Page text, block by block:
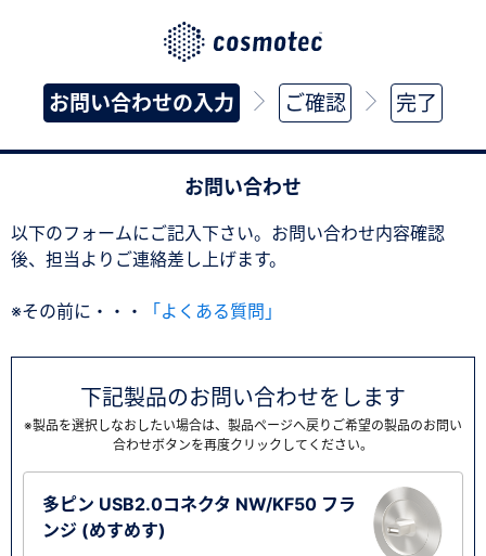
お問い合わせの入力 ご確認 完了
お問い合わせ
以下のフォームにご記入下さい。お問い合わせ内容確認
後、担当よりご連絡差し上げます。
※その前に・・・ 「よくある質問」
下記製品のお問い合わせをします
※製品を選択しなおしたい場合は、製品ページへ戻りご希望の製品のお問い
合わせボタンを再度クリックしてください。
多ピン USB2.0コネクタ NW/KF50 フラ
ンジ (めすめす)